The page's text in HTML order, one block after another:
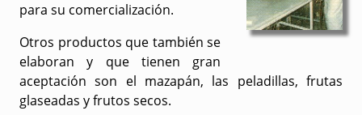
para su comercialización.
Otros productos que también se
elaboran y que tienen gran
aceptación son el mazapán, las peladillas, frutas
glaseadas y frutos secos.